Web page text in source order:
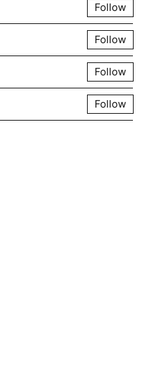
Follow
Follow
Follow
Follow